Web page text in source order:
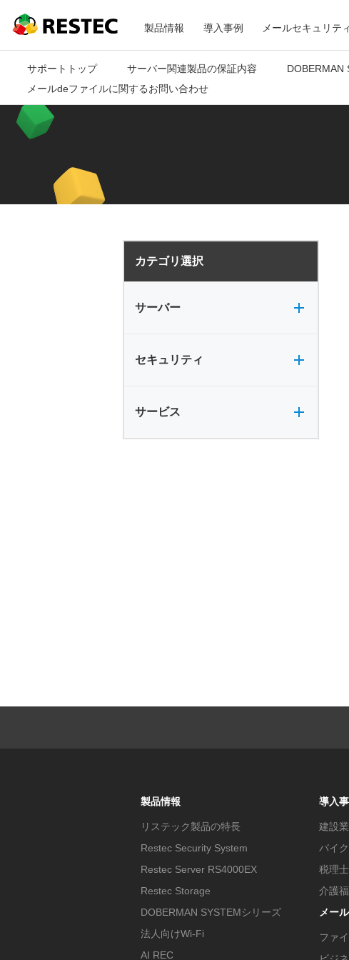
RESTEC
メ
ニ
製品情報 導入事例 メールセキュリテ
サポートトップ サーバー関連製品の保証内容 DOBERMAN
メールdeファイルに関するお問い合わせ
カテゴリ選択
サーバー
共有フォルダ
バックアップ
サーバー全般
セキュリティ
セキュリティ全般
サービス
サービス全般
製品情報
リステック製品の特長
Restec Security System
Restec Server RS4000EX
Restec Storage
DOBERMAN SYSTEMシリーズ
法人向けWi-Fi
AI REC
導入
建設
バイ
税理
介護
メー
ファ